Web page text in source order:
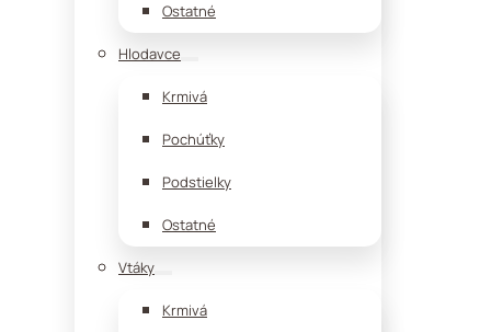
Ostatné
Hlodavce
Krmivá
Pochúťky
Podstielky
Ostatné
Vtáky
Krmivá